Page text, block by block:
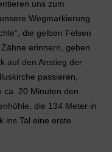
uns zum
Wegmarkierung
die gelben Felsen
erinnern, geben
auf den Anstieg der
passieren,
ca. 20 Minuten den
die 134 Meter in
ins Tal eine erste